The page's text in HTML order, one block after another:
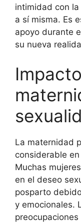
intimidad con
a sí misma. Es
apoyo durante
su nueva
La maternidad
considerable
Muchas
en el deseo
posparto
y emocionales.